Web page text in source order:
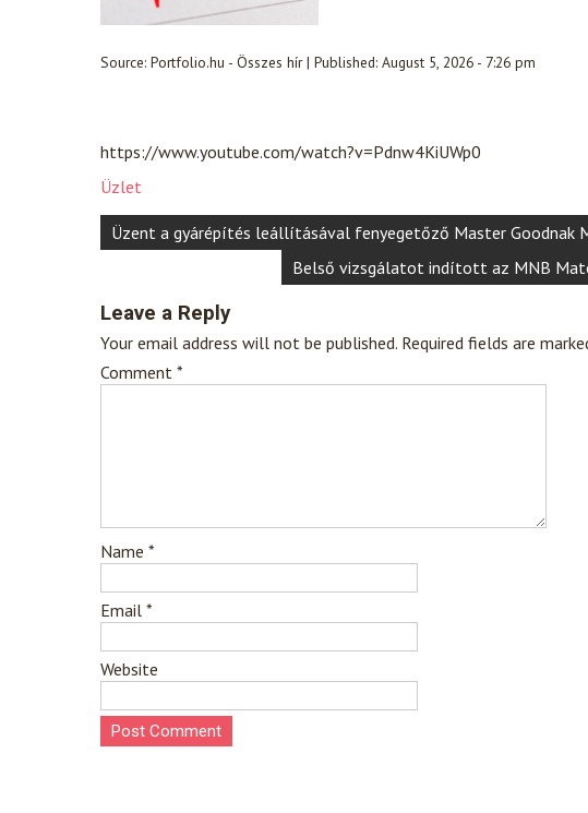
Source: Portfolio.hu - Összes hír| Published: August 5, 2026 - 7:26 pm
https://www.youtube.com/watch?v=Pdnw4KiUWp0
Üzlet
Post
navigation
Üzent a gyárépítés leállításával fenyegetőző Master Goodnak
Belső vizsgálatot indított az MNB
Leave a Reply
Your email address will not be published. Required fields are
Comment *
Name *
Email *
Website